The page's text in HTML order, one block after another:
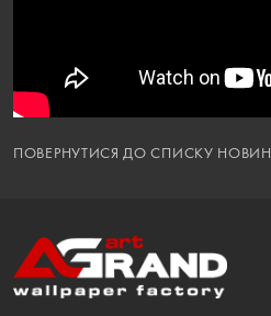
ПОВЕРНУТИСЯ ДО СПИСКУ НОВИН